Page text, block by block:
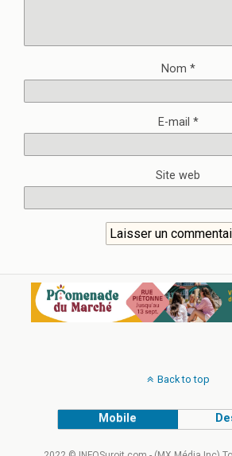
Nom *
E-mail *
Site web
Back to top
Mobile